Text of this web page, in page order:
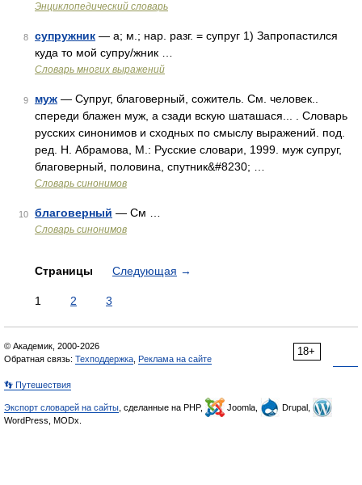
Энциклопедический словарь
8 супружник — а; м.; нар. разг. = супруг 1) Запропастился
куда то мой супру/жник …
Словарь многих выражений
9 муж — Супруг, благоверный, сожитель. См. человек..
спереди блажен муж, а сзади вскую шаташася... . Словарь
русских синонимов и сходных по смыслу выражений. под.
ред. Н. Абрамова, М.: Русские словари, 1999. муж супруг,
благоверный, половина, спутник&#8230; …
Словарь синонимов
10 благоверный — См …
Словарь синонимов
Страницы Следующая →
1 2 3
18+
© Академик, 2000-2026
Обратная связь: Техподдержка Реклама на сайте
👣 Путешествия
Экспорт словарей на сайты , сделанные на PHP, Joomla,
Drupal,
WordPress, MODx.